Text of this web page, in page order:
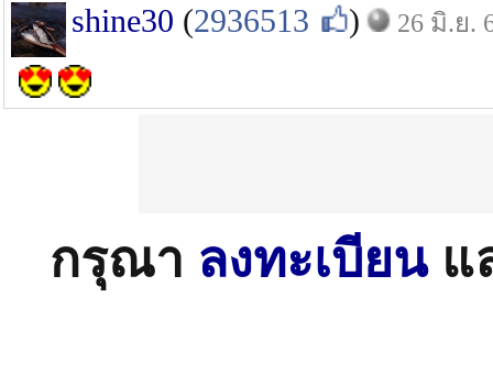
shine30 (2936513 ) 26 มิ.ย.
กรุณา ลงทะเบียนแ